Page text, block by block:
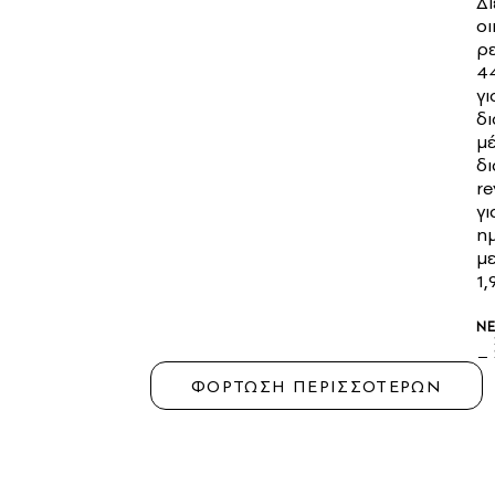
ΦΟΡΤΩΣΗ ΠΕΡΙΣΣΟΤΕΡΩΝ